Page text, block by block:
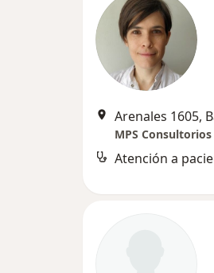
Arenales 1605,
MPS Consultorios
Atención a